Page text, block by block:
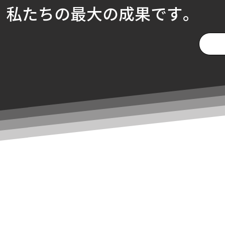
私たちの最大の成果です。